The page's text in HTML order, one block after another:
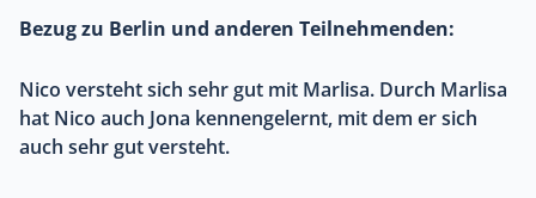
Bezug zu Berlin und anderen Teilnehmenden:
Nico versteht sich sehr gut mit Marlisa. Durch Marlisa
hat Nico auch Jona kennengelernt, mit dem er sich
auch sehr gut versteht.